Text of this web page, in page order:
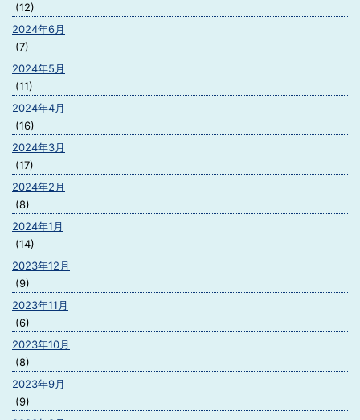
(12)
2024年6月
(7)
2024年5月
(11)
2024年4月
(16)
2024年3月
(17)
2024年2月
(8)
2024年1月
(14)
2023年12月
(9)
2023年11月
(6)
2023年10月
(8)
2023年9月
(9)